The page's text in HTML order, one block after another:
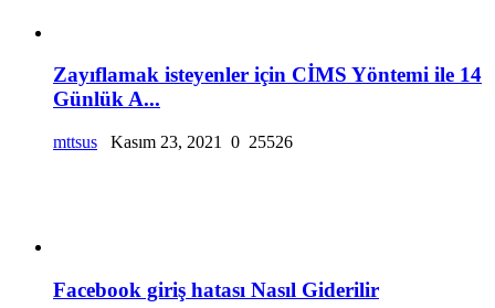
Zayıflamak isteyenler için CİMS Yöntemi ile 14
Günlük A...
mttsus Kasım 23, 2021 0 25526
Facebook giriş hatası Nasıl Giderilir